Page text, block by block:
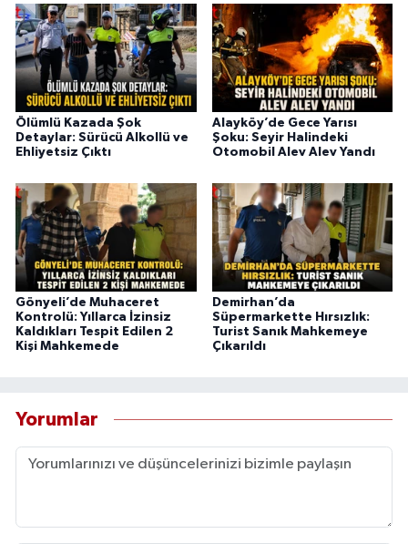
Ölümlü Kazada Şok
Detaylar: Sürücü Alkollü ve
Ehliyetsiz Çıktı
Alayköy’de Gece Yarısı
Şoku: Seyir Halindeki
Otomobil Alev Alev Yandı
Gönyeli’de Muhaceret
Kontrolü: Yıllarca İzinsiz
Kaldıkları Tespit Edilen 2
Kişi Mahkemede
Demirhan’da
Süpermarkette Hırsızlık:
Turist Sanık Mahkemeye
Çıkarıldı
Yorumlar